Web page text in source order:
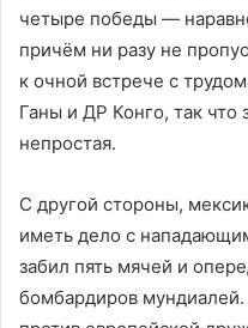
четыре победы —
причём ни разу не
к очной встрече с
Ганы и ДР Конго, так что
непростая.
С другой стороны,
иметь дело с
забил пять мячей и
бомбардиров